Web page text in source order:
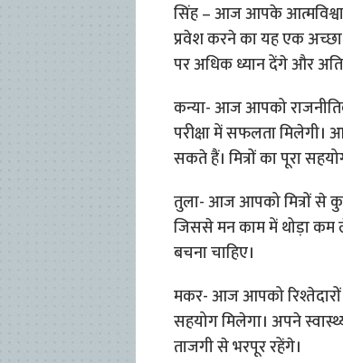
सिंह – आज आपके
प्रवेश करने का यह एक
पर अधिक ध्यान देंगे और
कन्या- आज आपको
परीक्षा में सफलता मिलेगी।
सकते हैं। मित्रों का पूरा
तुला- आज आपको मित्रों से
जिससे मन काम में थोड़ा कम
बचना चाहिए।
मकर- आज आपको
सहयोग मिलेगा। अपने
ताजगी से भरपूर रहेंगे।